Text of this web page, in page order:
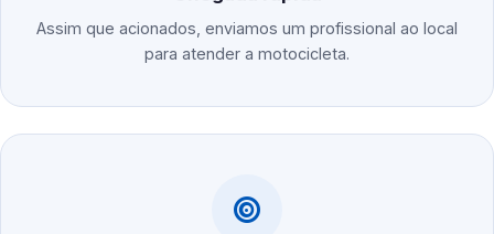
Assim que acionados, enviamos um profissional ao local
para atender a motocicleta.